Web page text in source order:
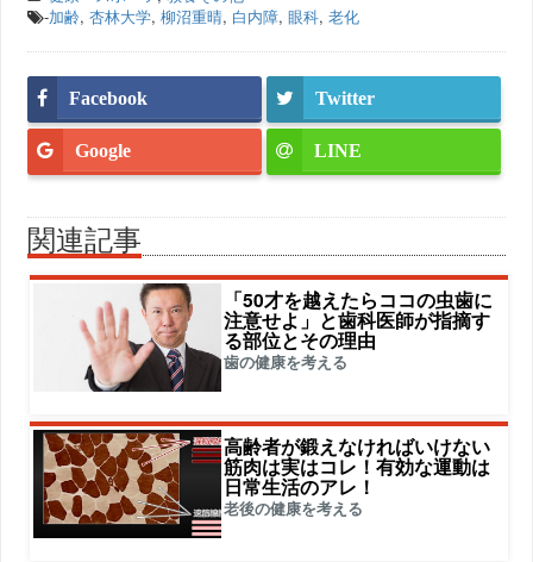
-加齢,杏林大学,柳沼重晴, 白内障,眼科,老化
Facebook Twitter
Google LINE
関連記事
「50才を越えたらココの虫歯に
注意せよ」と歯科医師が指摘す
る部位とその理由
歯の健康を考える
高齢者が鍛えなければいけない
筋肉は実はコレ！有効な運動は
日常生活のアレ！
老後の健康を考える